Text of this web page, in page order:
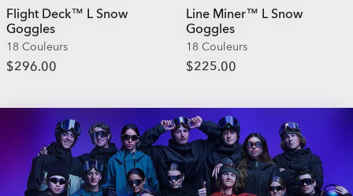
Flight Deck™ L Snow
Goggles
18 Couleurs
$296.00
Line Miner™ L Snow
Goggles
18 Couleurs
$225.00